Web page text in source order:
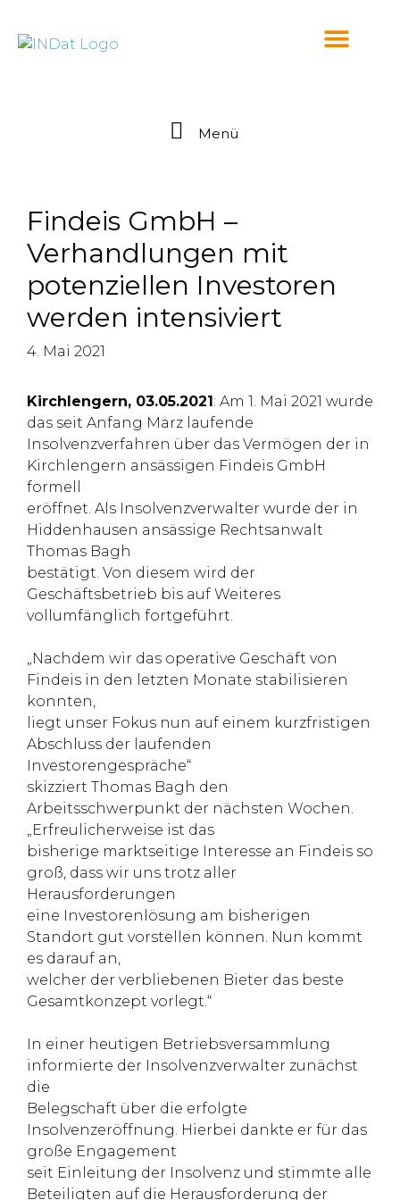
Menü
Findeis GmbH –
Verhandlungen mit
potenziellen Investoren
werden intensiviert
4. Mai 2021
Kirchlengern, 03.05.2021: Am 1. Mai 2021 wurde
das seit Anfang März laufende
Insolvenzverfahren über das Vermögen der in
Kirchlengern ansässigen Findeis GmbH
formell
eröffnet. Als Insolvenzverwalter wurde der in
Hiddenhausen ansässige Rechtsanwalt
Thomas Bagh
bestätigt. Von diesem wird der
Geschäftsbetrieb bis auf Weiteres
vollumfänglich fortgeführt.
„Nachdem wir das operative Geschäft von
Findeis in den letzten Monate stabilisieren
konnten,
liegt unser Fokus nun auf einem kurzfristigen
Abschluss der laufenden
Investorengespräche“
skizziert Thomas Bagh den
Arbeitsschwerpunkt der nächsten Wochen.
„Erfreulicherweise ist das
bisherige marktseitige Interesse an Findeis so
groß, dass wir uns trotz aller
Herausforderungen
eine Investorenlösung am bisherigen
Standort gut vorstellen können. Nun kommt
es darauf an,
welcher der verbliebenen Bieter das beste
Gesamtkonzept vorlegt.“
In einer heutigen Betriebsversammlung
informierte der Insolvenzverwalter zunächst
die
Belegschaft über die erfolgte
Insolvenzeröffnung. Hierbei dankte er für das
große Engagement
seit Einleitung der Insolvenz und stimmte alle
Beteiligten auf die Herausforderung der